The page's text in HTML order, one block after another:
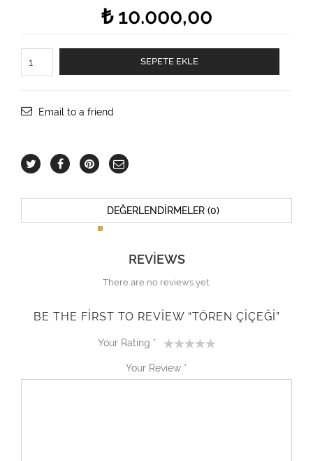
₺10.000,00
çiçeği
SEPETE EKLE
Email to a friend
DEĞERLENDIRMELER (0)
REVIEWS
There are no reviews yet.
BE THE FIRST TO REVIEW “TÖREN ÇIÇEĞI”
Your Rating *
1 4
Your Review *